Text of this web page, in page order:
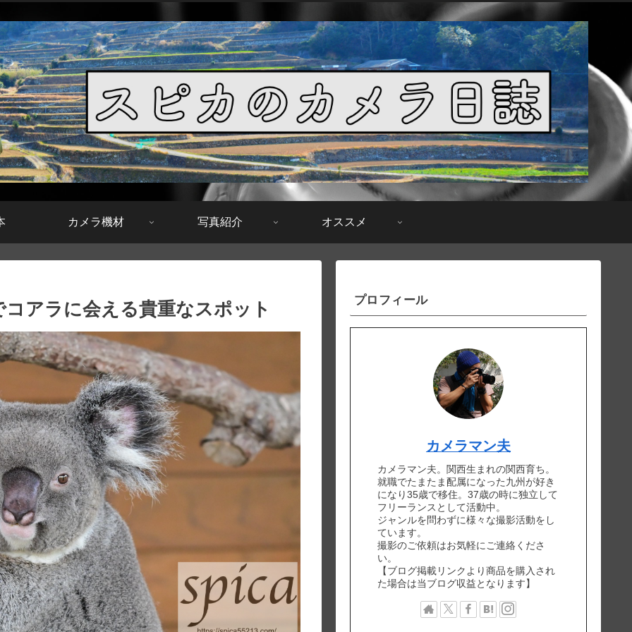
カメラ機材 写真紹介 オススメ
アラに会える貴重なスポット プロフィール
カメラマン夫
カメラマン夫。関西生まれの関西育ち。
就職でたまたま配属になった九州が好き
になり35歳で移住。37歳の時に独立して
フリーランスとして活動中。
ジャンルを問わずに様々な撮影活動をし
ています。
撮影のご依頼はお気軽にご連絡くださ
い。
【ブログ掲載リンクより商品を購入され
た場合は当ブログ収益となります】